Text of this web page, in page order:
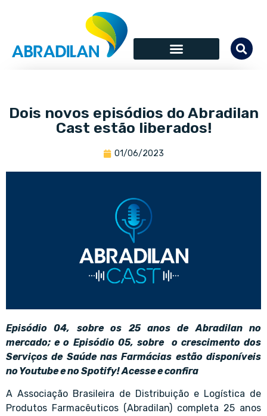
Dois novos episódios do Abradilan
Cast estão liberados!
01/06/2023
Episódio 04, sobre os 25 anos de Abradilan no
mercado; e o Episódio 05, sobre o crescimento dos
Serviços de Saúde nas Farmácias estão disponíveis
no Youtube e no Spotify! Acesse e confira
A Associação Brasileira de Distribuição e Logística de
Produtos Farmacêuticos (Abradilan) completa 25 anos